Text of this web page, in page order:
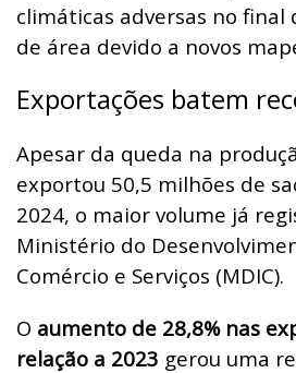
climáticas adversas no final
de área devido a novos
Exportações batem
Apesar da queda na
exportou 50,5 milhões de
2024, o maior volume já
Ministério do
Comércio e Serviços (MDIC).
O aumento de 28,8% nas
relação a 2023 gerou uma